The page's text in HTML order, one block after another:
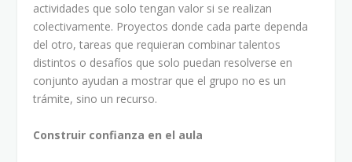
actividades que solo tengan valor si se realizan
colectivamente. Proyectos donde cada parte dependa
del otro, tareas que requieran combinar talentos
distintos o desafíos que solo puedan resolverse en
conjunto ayudan a mostrar que el grupo no es un
trámite, sino un recurso.
Construir confianza en el aula